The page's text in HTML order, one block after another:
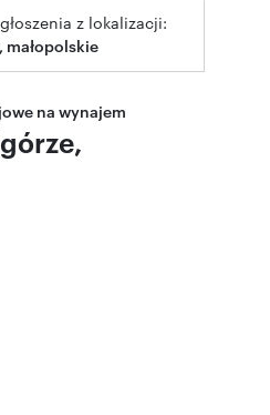
z lokalizacji:
małopolskie
na wynajem